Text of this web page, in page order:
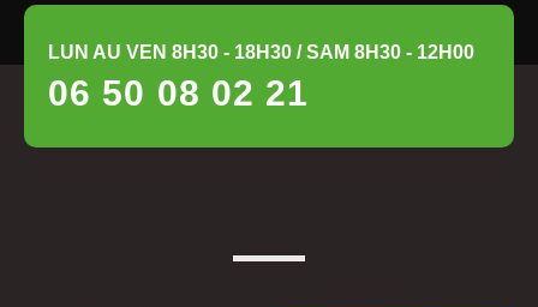
LUN AU VEN 8H30 - 18H30 / SAM 8H30 - 12H00
06 50 08 02 21